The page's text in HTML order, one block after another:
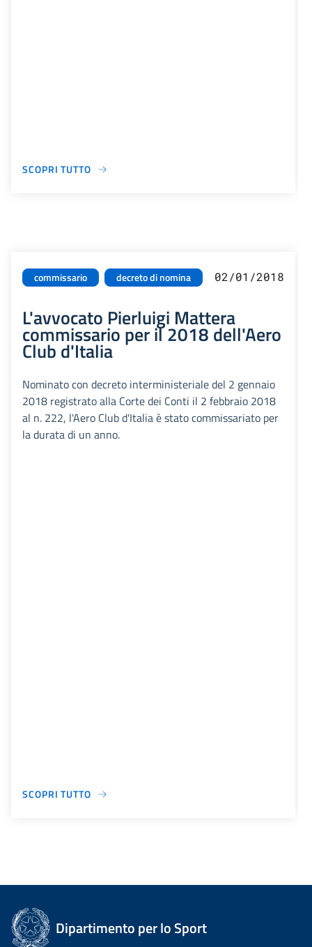
SCOPRI TUTTO
commissario decreto di nomina 02/01/2018
L'avvocato Pierluigi Mattera
commissario per il 2018 dell'Aero
Club d'Italia
Nominato con decreto interministeriale del 2 gennaio
2018 registrato alla Corte dei Conti il 2 febbraio 2018
al n. 222, l'Aero Club d'Italia è stato commissariato per
la durata di un anno.
SCOPRI TUTTO
Dipartimento per lo Sport